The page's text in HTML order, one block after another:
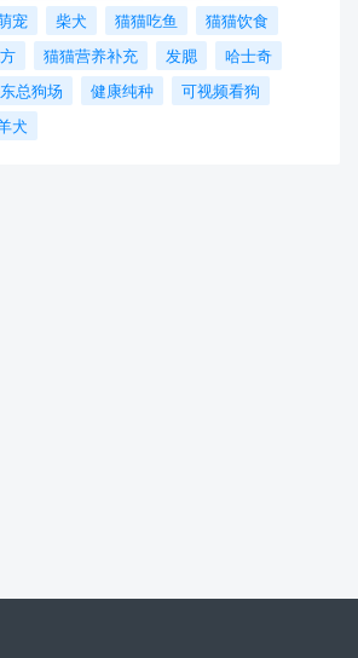
宠 柴犬 猫猫吃鱼
猫猫饮食
猫猫营养补充 发腮
哈士奇
总狗场 健康纯种
可视频看狗
犬